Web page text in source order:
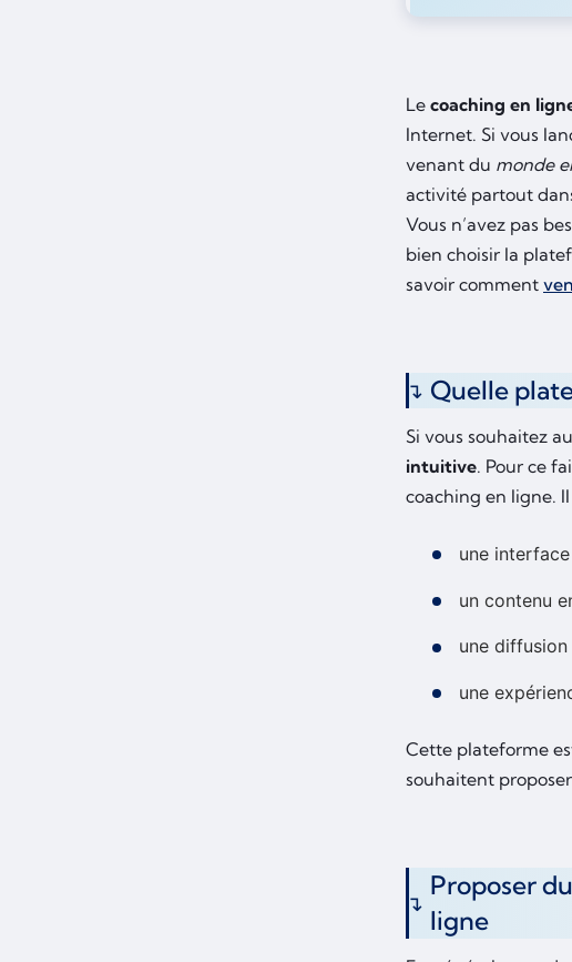
Le coaching en
Internet. Si vous
venant du monde
activité partout
Vous n’avez pas
bien choisir la
savoir comment
Quelle
Si vous souhaitez
intuitive. Pour ce
coaching en ligne.
une
un contenu
une
une
Cette plateforme
souhaitent
Proposer
ligne